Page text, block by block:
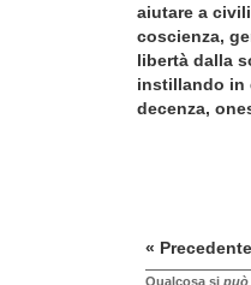
aiutare a
coscienza,
libertà dalla
instillando in
decenza,
« Precedente
Qualcosa si può